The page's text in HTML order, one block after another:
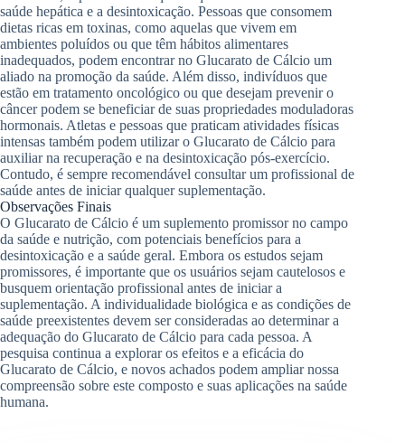
saúde hepática e a desintoxicação. Pessoas que consomem
dietas ricas em toxinas, como aquelas que vivem em
ambientes poluídos ou que têm hábitos alimentares
inadequados, podem encontrar no Glucarato de Cálcio um
aliado na promoção da saúde. Além disso, indivíduos que
estão em tratamento oncológico ou que desejam prevenir o
câncer podem se beneficiar de suas propriedades moduladoras
hormonais. Atletas e pessoas que praticam atividades físicas
intensas também podem utilizar o Glucarato de Cálcio para
auxiliar na recuperação e na desintoxicação pós-exercício.
Contudo, é sempre recomendável consultar um profissional de
saúde antes de iniciar qualquer suplementação.
Observações Finais
O Glucarato de Cálcio é um suplemento promissor no campo
da saúde e nutrição, com potenciais benefícios para a
desintoxicação e a saúde geral. Embora os estudos sejam
promissores, é importante que os usuários sejam cautelosos e
busquem orientação profissional antes de iniciar a
suplementação. A individualidade biológica e as condições de
saúde preexistentes devem ser consideradas ao determinar a
adequação do Glucarato de Cálcio para cada pessoa. A
pesquisa continua a explorar os efeitos e a eficácia do
Glucarato de Cálcio, e novos achados podem ampliar nossa
compreensão sobre este composto e suas aplicações na saúde
humana.